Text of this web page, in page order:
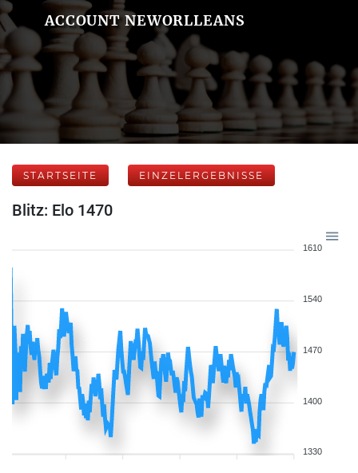
ACCOUNT NEWORLLEANS
STARTSEITE EINZELERGEBNISSE
Blitz: Elo 1470
1610
1540
1470
1400
1330